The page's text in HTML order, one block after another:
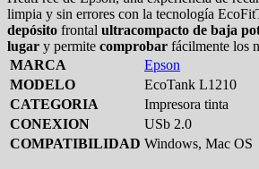
limpia y sin errores con la tecnología
depósito frontal ultracompacto de baja
lugar y permite comprobar fácilmente los
MARCA
Epson
MODELO
EcoTank L1210
CATEGORIA
Impresora tinta
CONEXION
USb 2.0
COMPATIBILIDAD Windows, Mac OS